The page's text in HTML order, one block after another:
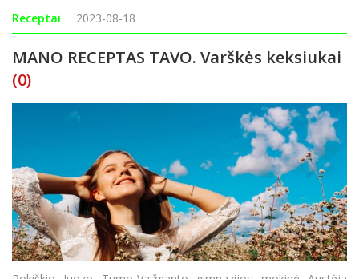
salotas gaminu ir šventiniam stalui, ir sav
Receptai 2023-08-18
MANO RECEPTAS TAVO. Varškės keksiukai
(0)